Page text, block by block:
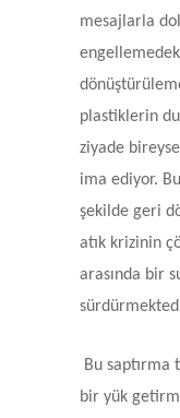
mesajlarla
plastiklerin
ziyade
ima ediyor.
şekilde geri
atık krizinin
arasında bir
Bu saptırma
bir yük